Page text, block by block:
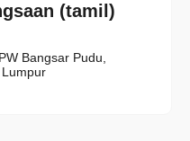
(tamil)
Bangsar Pudu,